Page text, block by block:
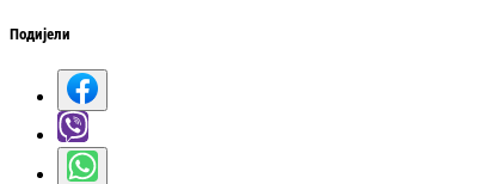
Подијели